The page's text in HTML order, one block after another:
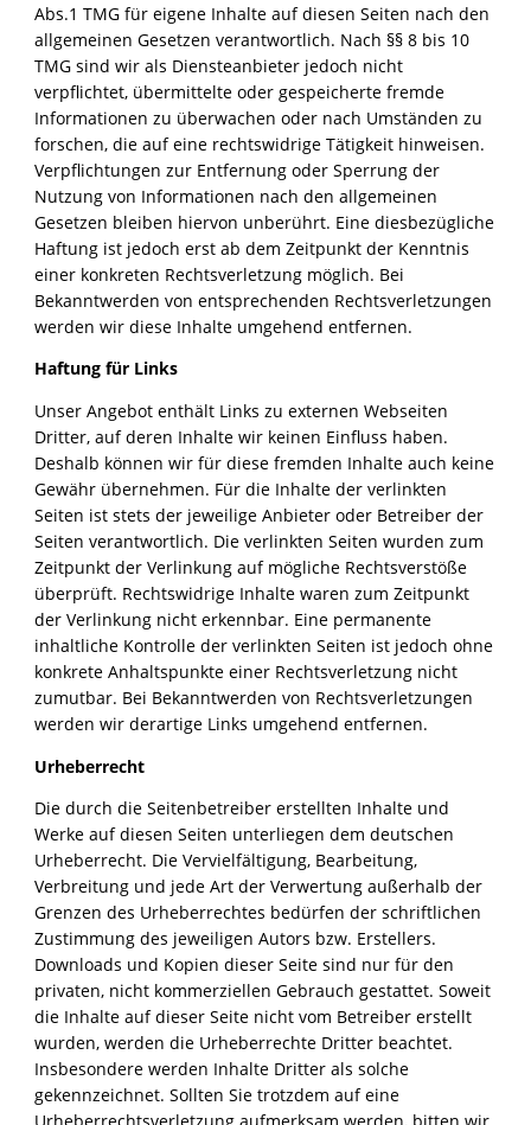
Abs.1 TMG für eigene Inhalte auf diesen Seiten nach den
allgemeinen Gesetzen verantwortlich. Nach §§ 8 bis 10
TMG sind wir als Diensteanbieter jedoch nicht
verpflichtet, übermittelte oder gespeicherte fremde
Informationen zu überwachen oder nach Umständen zu
forschen, die auf eine rechtswidrige Tätigkeit hinweisen.
Verpflichtungen zur Entfernung oder Sperrung der
Nutzung von Informationen nach den allgemeinen
Gesetzen bleiben hiervon unberührt. Eine diesbezügliche
Haftung ist jedoch erst ab dem Zeitpunkt der Kenntnis
einer konkreten Rechtsverletzung möglich. Bei
Bekanntwerden von entsprechenden Rechtsverletzungen
werden wir diese Inhalte umgehend entfernen.
Haftung für Links
Unser Angebot enthält Links zu externen Webseiten
Dritter, auf deren Inhalte wir keinen Einfluss haben.
Deshalb können wir für diese fremden Inhalte auch keine
Gewähr übernehmen. Für die Inhalte der verlinkten
Seiten ist stets der jeweilige Anbieter oder Betreiber der
Seiten verantwortlich. Die verlinkten Seiten wurden zum
Zeitpunkt der Verlinkung auf mögliche Rechtsverstöße
überprüft. Rechtswidrige Inhalte waren zum Zeitpunkt
der Verlinkung nicht erkennbar. Eine permanente
inhaltliche Kontrolle der verlinkten Seiten ist jedoch ohne
konkrete Anhaltspunkte einer Rechtsverletzung nicht
zumutbar. Bei Bekanntwerden von Rechtsverletzungen
werden wir derartige Links umgehend entfernen.
Urheberrecht
Die durch die Seitenbetreiber erstellten Inhalte und
Werke auf diesen Seiten unterliegen dem deutschen
Urheberrecht. Die Vervielfältigung, Bearbeitung,
Verbreitung und jede Art der Verwertung außerhalb der
Grenzen des Urheberrechtes bedürfen der schriftlichen
Zustimmung des jeweiligen Autors bzw. Erstellers.
Downloads und Kopien dieser Seite sind nur für den
privaten, nicht kommerziellen Gebrauch gestattet. Soweit
die Inhalte auf dieser Seite nicht vom Betreiber erstellt
wurden, werden die Urheberrechte Dritter beachtet.
Insbesondere werden Inhalte Dritter als solche
gekennzeichnet. Sollten Sie trotzdem auf eine